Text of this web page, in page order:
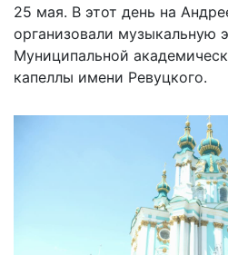
25 мая. В этот день на
организовали музыкальную
Муниципальной
капеллы имени Ревуцкого.